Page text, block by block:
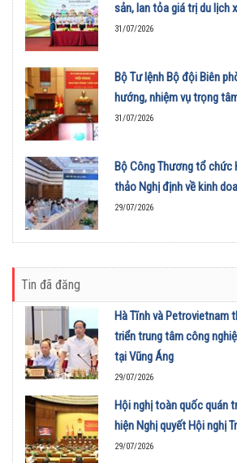
sản, lan tỏa giá trị du lịch
31/07/2026
Bộ Tư lệnh Bộ đội Biên
hướng, nhiệm vụ trọng
31/07/2026
Bộ Công Thương tổ chức
thảo Nghị định về kinh
29/07/2026
Tin đã đăng
Hà Tĩnh và Petrovietnam
triển trung tâm công
tại Vũng Áng
29/07/2026
Hội nghị toàn quốc quán
hiện Nghị quyết Hội nghị
29/07/2026